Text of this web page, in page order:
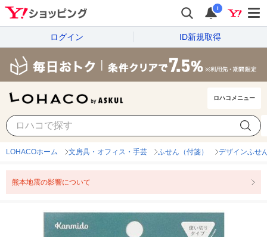
i
ログイン ID新規取得
ロハコメニュー
LOHACOホーム 文房具・オフィス・手芸 ふせん（付箋） デザインふせ
熊本地震の影響について